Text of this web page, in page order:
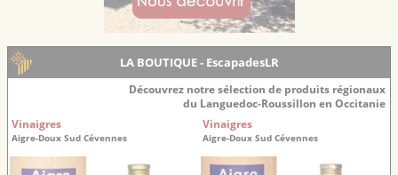
LA BOUTIQUE - EscapadesLR
Découvrez notre sélection de produits régionaux
du Languedoc-Roussillon en Occitanie
Vinaigres
Aigre-Doux Sud Cévennes
Vinaigres
Aigre-Doux Sud Cévennes